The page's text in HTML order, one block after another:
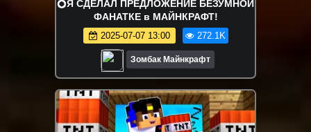
💍Я СДЕЛАЛ ПРЕДЛОЖЕНИЕ БЕЗУМНОЙ
ФАНАТКЕ в МАЙНКРАФТ!
2025-07-07 13:00 272.1K
Зомбак Майнкрафт